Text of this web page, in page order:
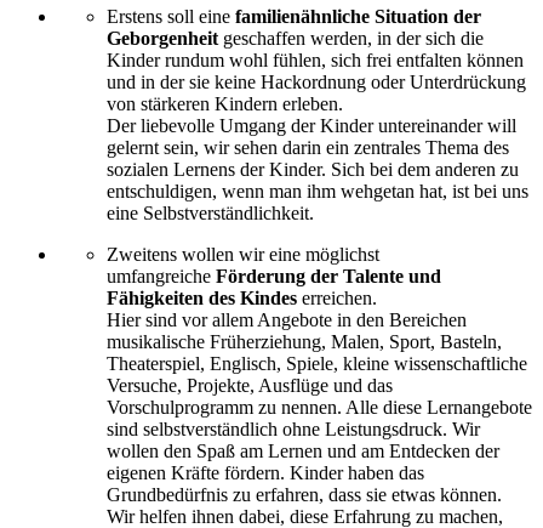
Erstens soll eine familienähnliche Situation der
Geborgenheit geschaffen werden, in der sich die
Kinder rundum wohl fühlen, sich frei entfalten können
und in der sie keine Hackordnung oder Unterdrückung
von stärkeren Kindern erleben.
Der liebevolle Umgang der Kinder untereinander will
gelernt sein, wir sehen darin ein zentrales Thema des
sozialen Lernens der Kinder. Sich bei dem anderen zu
entschuldigen, wenn man ihm wehgetan hat, ist bei uns
eine Selbstverständlichkeit.
Zweitens wollen wir eine möglichst
umfangreiche Förderung der Talente und
Fähigkeiten des Kindes erreichen.
Hier sind vor allem Angebote in den Bereichen
musikalische Früherziehung, Malen, Sport, Basteln,
Theaterspiel, Englisch, Spiele, kleine wissenschaftliche
Versuche, Projekte, Ausflüge und das
Vorschulprogramm zu nennen. Alle diese Lernangebote
sind selbstverständlich ohne Leistungsdruck. Wir
wollen den Spaß am Lernen und am Entdecken der
eigenen Kräfte fördern. Kinder haben das
Grundbedürfnis zu erfahren, dass sie etwas können.
Wir helfen ihnen dabei, diese Erfahrung zu machen,